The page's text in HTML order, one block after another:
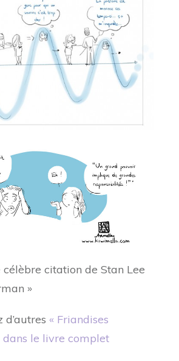
célèbre citation de Stan Lee
»
d’autres « Friandises
dans le livre complet